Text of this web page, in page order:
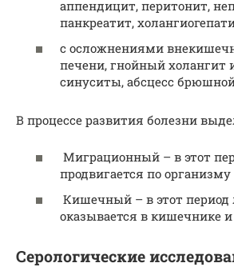
аппендицит, перитонит,
панкреатит,
с осложнениями
печени, гнойный холангит
синуситы, абсцесс
В процессе развития болезни
Миграционный – в этот
продвигается по организму
Кишечный – в этот период
оказывается в кишечнике и
Серологические